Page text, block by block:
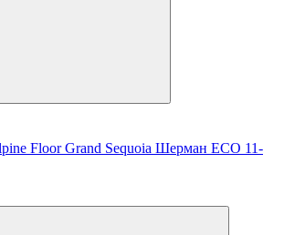
Floor Grand Sequoia Шерман ECO 11-